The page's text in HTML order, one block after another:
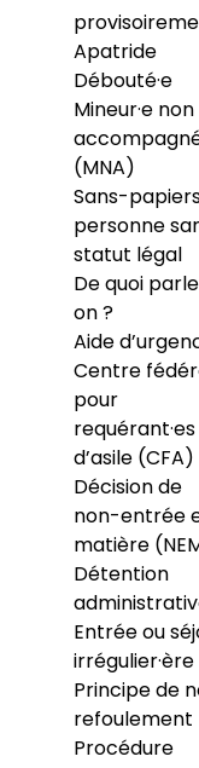
Apatride
Débouté·e
Mineur·e non
(MNA)
Sans-
personne
statut légal
De quoi
on ?
Aide
Centre
pour
requérant·es
d’asile (CFA)
Décision de
non-entrée
matière
Détention
Entrée ou
irrégulier·ère
Principe de
refoulement
Procédure